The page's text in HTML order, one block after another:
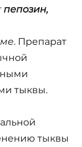
пепозин,
. Препарат
тыквы.
тыквы